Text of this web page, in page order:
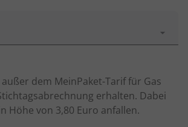
außer dem MeinPaket-Tarif für Gas
erhalten. Dabei
Höhe von 3,80 Euro anfallen.